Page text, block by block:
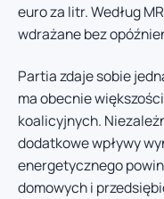
euro za litr. Według
wdrażane bez
Partia zdaje sobie
ma obecnie
koalicyjnych.
dodatkowe wpływy
energetycznego
domowych i